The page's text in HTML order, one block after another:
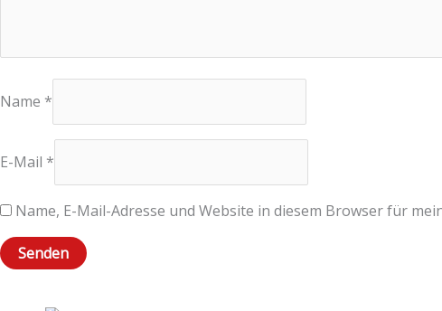
Name *
E-Mail *
Name, E-Mail-Adresse und Website in diesem Browser für